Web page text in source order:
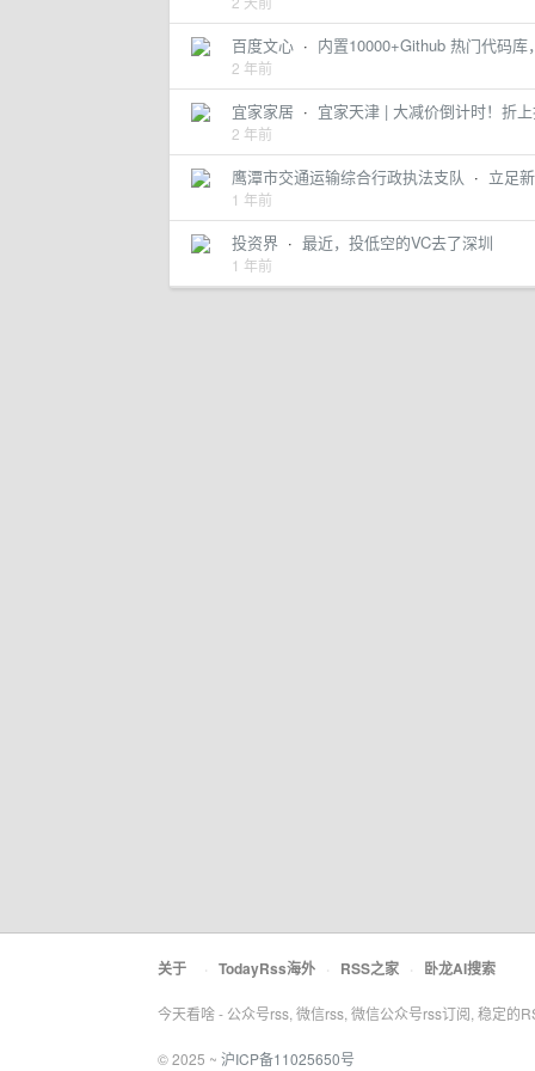
百度文心 · 内置10000+Github 热门代码
2 年前
宜家家居 · 宜家天津 | 大减价倒计时！折
2 年前
鹰潭市交通运输综合行政执法支队 · 立足
1 年前
投资界 · 最近，投低空的VC去了深圳
1 年前
关于 · TodayRss海外 · RSS之家 · 卧龙AI搜索
今天看啥 - 公众号rss, 微信rss, 微信公众号rss订阅, 稳定的
© 2025 ~ 沪ICP备11025650号